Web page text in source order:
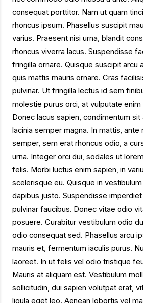
consequat porttitor. Nam ut quam
rhoncus ipsum. Phasellus suscipit
varius. Praesent nisi urna, blandit
rhoncus viverra lacus. Suspendisse
fringilla ornare. Quisque suscipit arcu
quis mattis mauris ornare. Cras
pulvinar. Ut fringilla lectus id sem
molestie purus orci, at vulputate
Donec lacus sapien, condimentum
lacinia semper magna. In mattis, ante
semper, sem erat rhoncus odio, a
urna. Integer orci dui, sodales ut
felis. Morbi luctus enim sapien, in
scelerisque eu. Quisque in
dapibus justo. Suspendisse
pulvinar faucibus. Donec vitae odio
posuere. Curabitur vestibulum odio
odio consequat sed. Phasellus arcu
mauris et, fermentum iaculis purus.
laoreet. In ut felis vel odio tristique
Mauris at aliquam est. Vestibulum
sollicitudin, dui sapien volutpat erat,
ligula eget leo. Aenean lobortis vel